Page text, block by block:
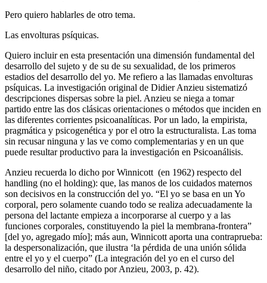
Pero quiero hablarles de otro tema.
Las envolturas psíquicas.
Quiero incluir en esta presentación una dimensión fundamental del
desarrollo del sujeto y de su de su sexualidad, de los primeros
estadios del desarrollo del yo. Me refiero a las llamadas envolturas
psíquicas. La investigación original de Didier Anzieu sistematizó
descripciones dispersas sobre la piel. Anzieu se niega a tomar
partido entre las dos clásicas orientaciones o métodos que inciden en
las diferentes corrientes psicoanalíticas. Por un lado, la empirista,
pragmática y psicogenética y por el otro la estructuralista. Las toma
sin recusar ninguna y las ve como complementarias y en un que
puede resultar productivo para la investigación en Psicoanálisis.
Anzieu recuerda lo dicho por Winnicott (en 1962) respecto del
handling (no el holding): que, las manos de los cuidados maternos
son decisivos en la construcción del yo. “El yo se basa en un Yo
corporal, pero solamente cuando todo se realiza adecuadamente la
persona del lactante empieza a incorporarse al cuerpo y a las
funciones corporales, constituyendo la piel la membrana-frontera”
[del yo, agregado mío]; más aun, Winnicott aporta una contraprueba:
la despersonalización, que ilustra ‘la pérdida de una unión sólida
entre el yo y el cuerpo” (La integración del yo en el curso del
desarrollo del niño, citado por Anzieu, 2003, p. 42).